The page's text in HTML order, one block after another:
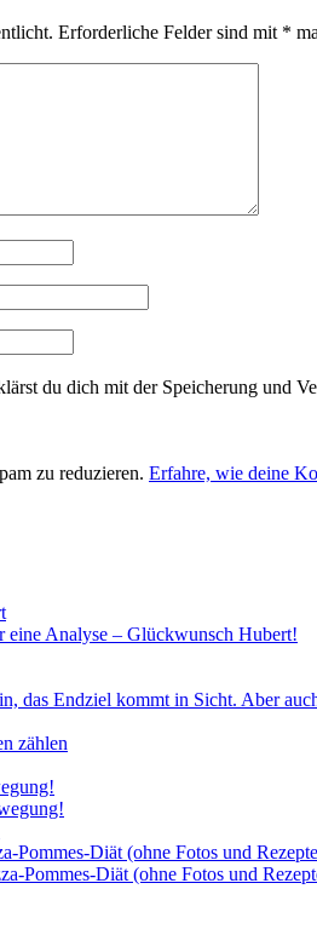
Erforderliche Felder sind mit *
du dich mit der Speicherung und
zu reduzieren. Erfahre, wie deine
eine Analyse – Glückwunsch Hubert!
das Endziel kommt in Sicht. Aber
zählen
Pommes-Diät (ohne Fotos und
Pommes-Diät (ohne Fotos und